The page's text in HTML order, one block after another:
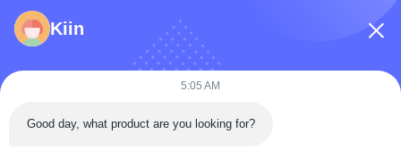
ফোন নম্বর
কোম্পানির নাম
Kiin
5:05 AM
Good day, what product are you looking for?